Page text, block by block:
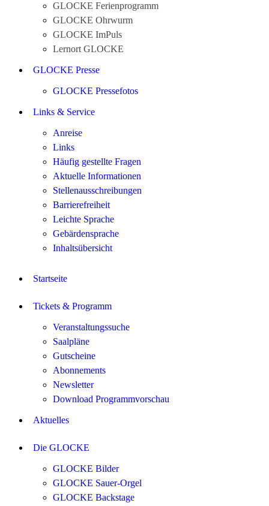
GLOCKE Ferienprogramm
GLOCKE Ohrwurm
GLOCKE ImPuls
Lernort GLOCKE
GLOCKE Presse
GLOCKE Pressefotos
Links & Service
Anreise
Links
Häufig gestellte Fragen
Aktuelle Informationen
Stellenausschreibungen
Barrierefreiheit
Leichte Sprache
Gebärdensprache
Inhaltsübersicht
Startseite
Tickets & Programm
Veranstaltungssuche
Saalpläne
Gutscheine
Abonnements
Newsletter
Download Programmvorschau
Aktuelles
Die GLOCKE
GLOCKE Bilder
GLOCKE Sauer-Orgel
GLOCKE Backstage